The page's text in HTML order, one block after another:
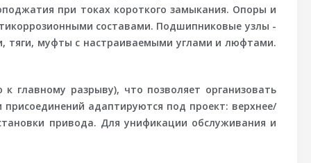
при токах короткого замыкания. Опоры и
составами. Подшипниковые узлы -
тяги, муфты с настраиваемыми углами и люфтами.
главному разрыву), что позволяет организовать
адаптируются под проект: верхнее/
привода. Для унификации обслуживания и